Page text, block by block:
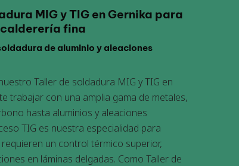
MIG y TIG en Gernika para
fina
de aluminio y aleaciones
Taller de soldadura MIG y TIG en
trabajar con una amplia gama de metales,
hasta aluminios y aleaciones
TIG es nuestra especialidad para
un control térmico superior,
en láminas delgadas. Como Taller de